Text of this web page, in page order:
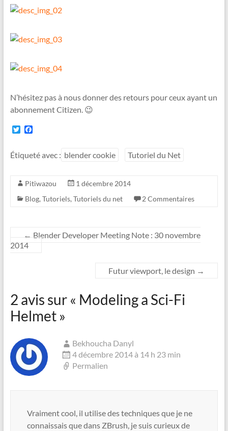
N’hésitez pas à nous donner des retours pour ceux ayant un
abonnement Citizen. 😉
T
t
t
r
F
e
k
Étiqueté avec : blender cookie Tutoriel du Net
Pitiwazou
1 décembre 2014
Blog, Tutoriels, Tutoriels du net 2 Commentaires
← Blender Developer Meeting Note : 30 novembre
2014
Futur viewport, le design →
2 avis sur « Modeling a Sci-Fi
Helmet»
Bekhoucha Danyl
4 décembre 2014 à 14 h 23 min
Permalien
Vraiment cool, il utilise des techniques que je ne
connaissais que dans ZBrush, je suis curieux de